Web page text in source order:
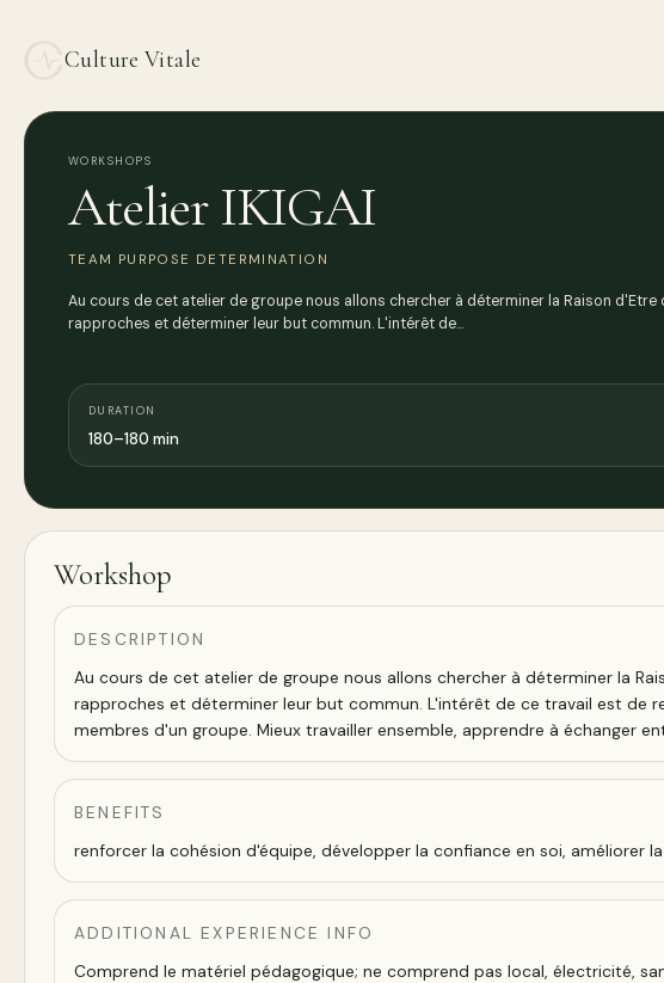
Culture Vitale
WORKSHOPS
Atelier IKIGAI
TEAM PURPOSE DETERMINATION
Au cours de cet atelier de groupe nous allons chercher à déterminer la Raison
rapproches et déterminer leur but commun. L'intérêt de…
DURATION
180–180 min
Workshop
DESCRIPTION
Au cours de cet atelier de groupe nous allons chercher à déterminer la
rapproches et déterminer leur but commun. L'intérêt de ce travail est de
membres d'un groupe. Mieux travailler ensemble, apprendre à échanger
BENEFITS
renforcer la cohésion d'équipe, développer la confiance en soi, améliorer
ADDITIONAL EXPERIENCE INFO
Comprend le matériel pédagogique; ne comprend pas local, électricité,